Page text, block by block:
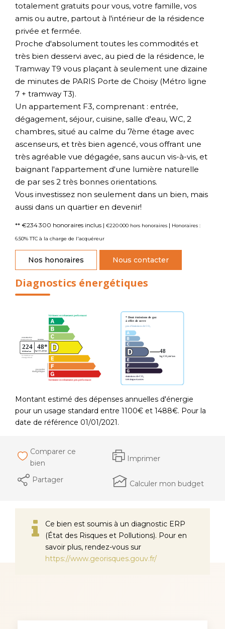
totalement gratuits pour vous, votre famille, vos
amis ou autre, partout à l'intérieur de la résidence
privée et fermée.
Proche d'absolument toutes les commodités et
très bien desservi avec, au pied de la résidence, le
Tramway T9 vous plaçant à seulement une dizaine
de minutes de PARIS Porte de Choisy (Métro ligne
7 + tramway T3).
Un appartement F3, comprenant : entrée,
dégagement, séjour, cuisine, salle d'eau, WC, 2
chambres, situé au calme du 7ème étage avec
ascenseurs, et très bien agencé, vous offrant une
très agréable vue dégagée, sans aucun vis-à-vis, et
baignant l'appartement d'une lumière naturelle
de par ses 2 très bonnes orientations.
Vous investissez non seulement dans un bien, mais
aussi dans un quartier en devenir!
** €234 300 honoraires inclus | €220 000 hors honoraires | Honoraires :
6.50% TTC à la charge de l'acquéreur
Nos honoraires Nous contacter
Diagnostics énergétiques
Montant estimé des dépenses annuelles d'énergie
pour un usage standard entre 1100€ et 1488€. Pour la
date de référence 01/01/2021.
Comparer ce
bien
Imprimer
Partager Calculer mon budget
Ce bien est soumis à un diagnostic ERP
(État des Risques et Pollutions). Pour en
savoir plus, rendez-vous sur
https://www.georisques.gouv.fr/